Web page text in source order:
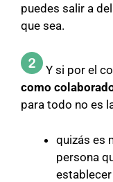
puedes salir a
que sea.
Y si por el
como
para todo no es
quizás es
persona